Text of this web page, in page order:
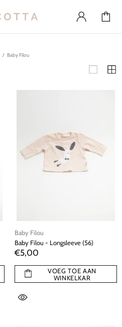
Baby Filou
Baby Filou
Baby Filou - Longsleeve (56)
€5,00
VOEG TOE AAN
WINKELKAR